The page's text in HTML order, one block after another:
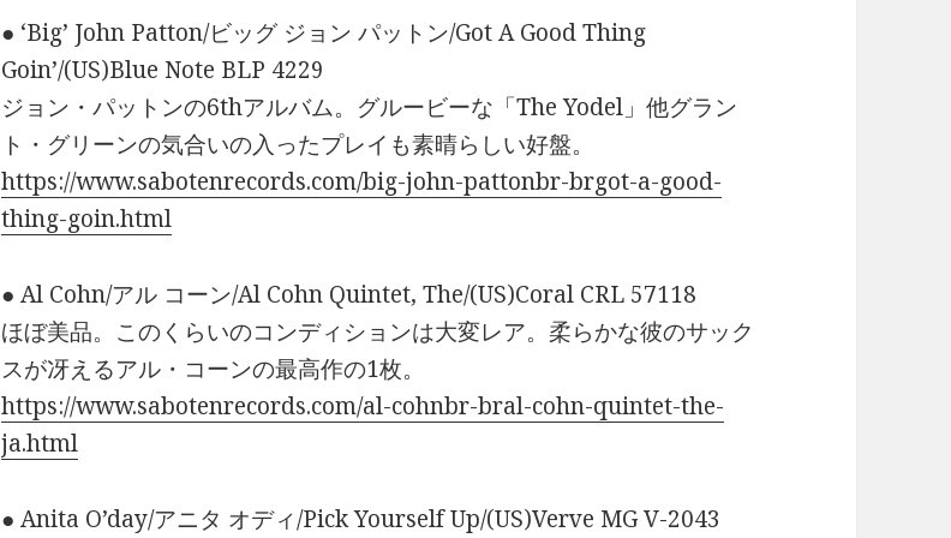
● ‘Big’ John Patton/ビッグ ジョン パットン/Got A Good Thing
Goin’/(US)Blue Note BLP 4229
ジョン・パットンの6thアルバム。グルービーな「The Yodel」他グラン
ト・グリーンの気合いの入ったプレイも素晴らしい好盤。
https://www.sabotenrecords.com/big-john-pattonbr-brgot-a-good-
thing-goin.html
● Al Cohn/アル コーン/Al Cohn Quintet, The/(US)Coral CRL 57118
ほぼ美品。このくらいのコンディションは大変レア。柔らかな彼のサック
スが冴えるアル・コーンの最高作の1枚。
https://www.sabotenrecords.com/al-cohnbr-bral-cohn-quintet-the-
ja.html
● Anita O’day/アニタ オディ/Pick Yourself Up/(US)Verve MG V-2043